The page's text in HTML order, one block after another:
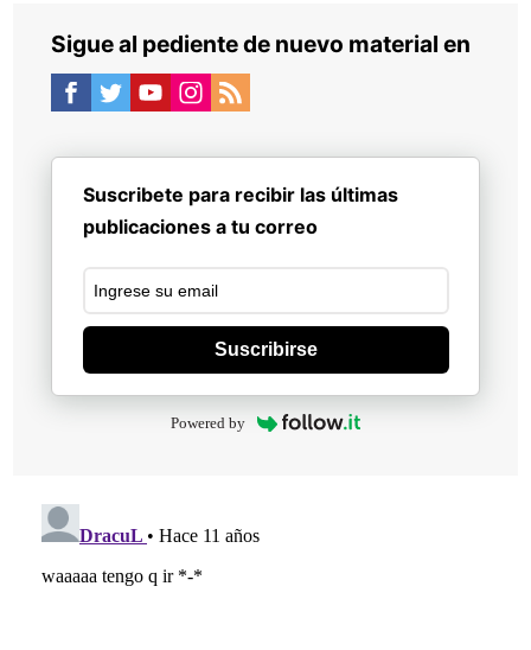
Sigue al pediente de nuevo material en
Suscribete para recibir las últimas
publicaciones a tu correo
Suscribirse
Powered by